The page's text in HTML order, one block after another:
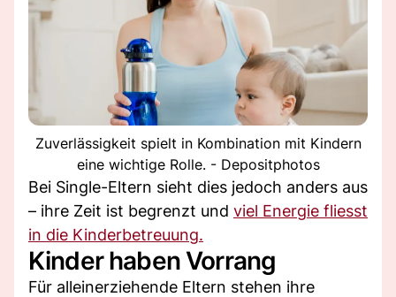
Zuverlässigkeit spielt in Kombination mit Kindern
eine wichtige Rolle. - Depositphotos
Bei Single-Eltern sieht dies jedoch anders aus
– ihre Zeit ist begrenzt und viel Energie fliesst
in die Kinderbetreuung.
Kinder haben Vorrang
Für alleinerziehende Eltern stehen ihre